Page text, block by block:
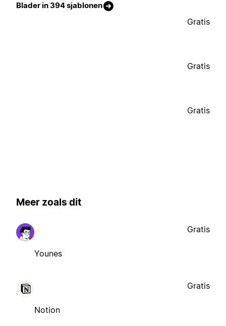
Blader in 394 sjablonen
Gratis
Gratis
Gratis
Meer zoals dit
Younes
Gratis
Notion
Gratis